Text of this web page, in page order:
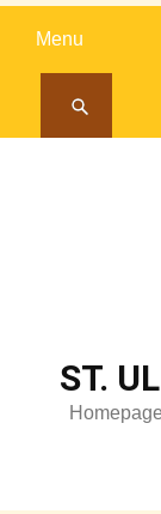
Menu
ST.